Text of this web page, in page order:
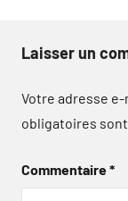
Laisser un
Votre adresse e-
obligatoires
Commentaire*